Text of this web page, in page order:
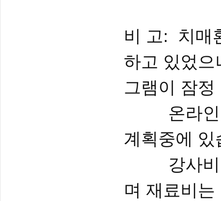
비 고: 치매
하고 있었
그램이 잠
온라인
계획중에 있
강사비는
며 재료비